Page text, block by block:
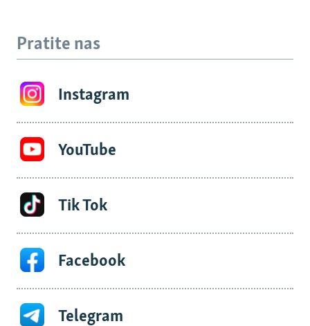
Pratite nas
Instagram
YouTube
Tik Tok
Facebook
Telegram